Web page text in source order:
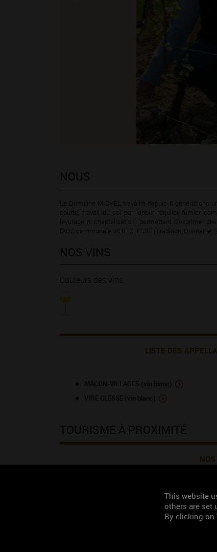
NOUS
Le Domaine MICHEL travaille depuis 6 générations
courte, travail du sol par labour régulier, fumier
levurage ni chaptalisation) permettent d'exprimer
l'AOC communale VIRÉ-CLESSÉ (Tradition, Quintaine,
NOS VINS
Couleurs des vins
LISTE DES
TOURISME À PROXIMITÉ
110 m, Domaine Signoret Paul
130 m, Domaine Les Grands Crays
130 m, Domaine Les Grands Crays
This website
others are set
By clicking on